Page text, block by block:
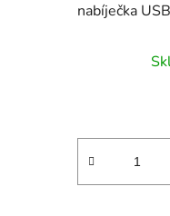
nabíječka